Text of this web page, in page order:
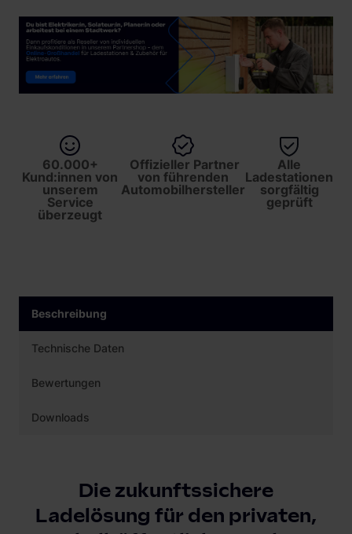
60.000+
Kund:innen von
unserem
Service
überzeugt
Offizieller Partner
von führenden
Automobilhersteller
Alle
Ladestationen
sorgfältig
geprüft
Beschreibung
Technische Daten
Bewertungen
Downloads
Die zukunftssichere
Ladelösung für den privaten,